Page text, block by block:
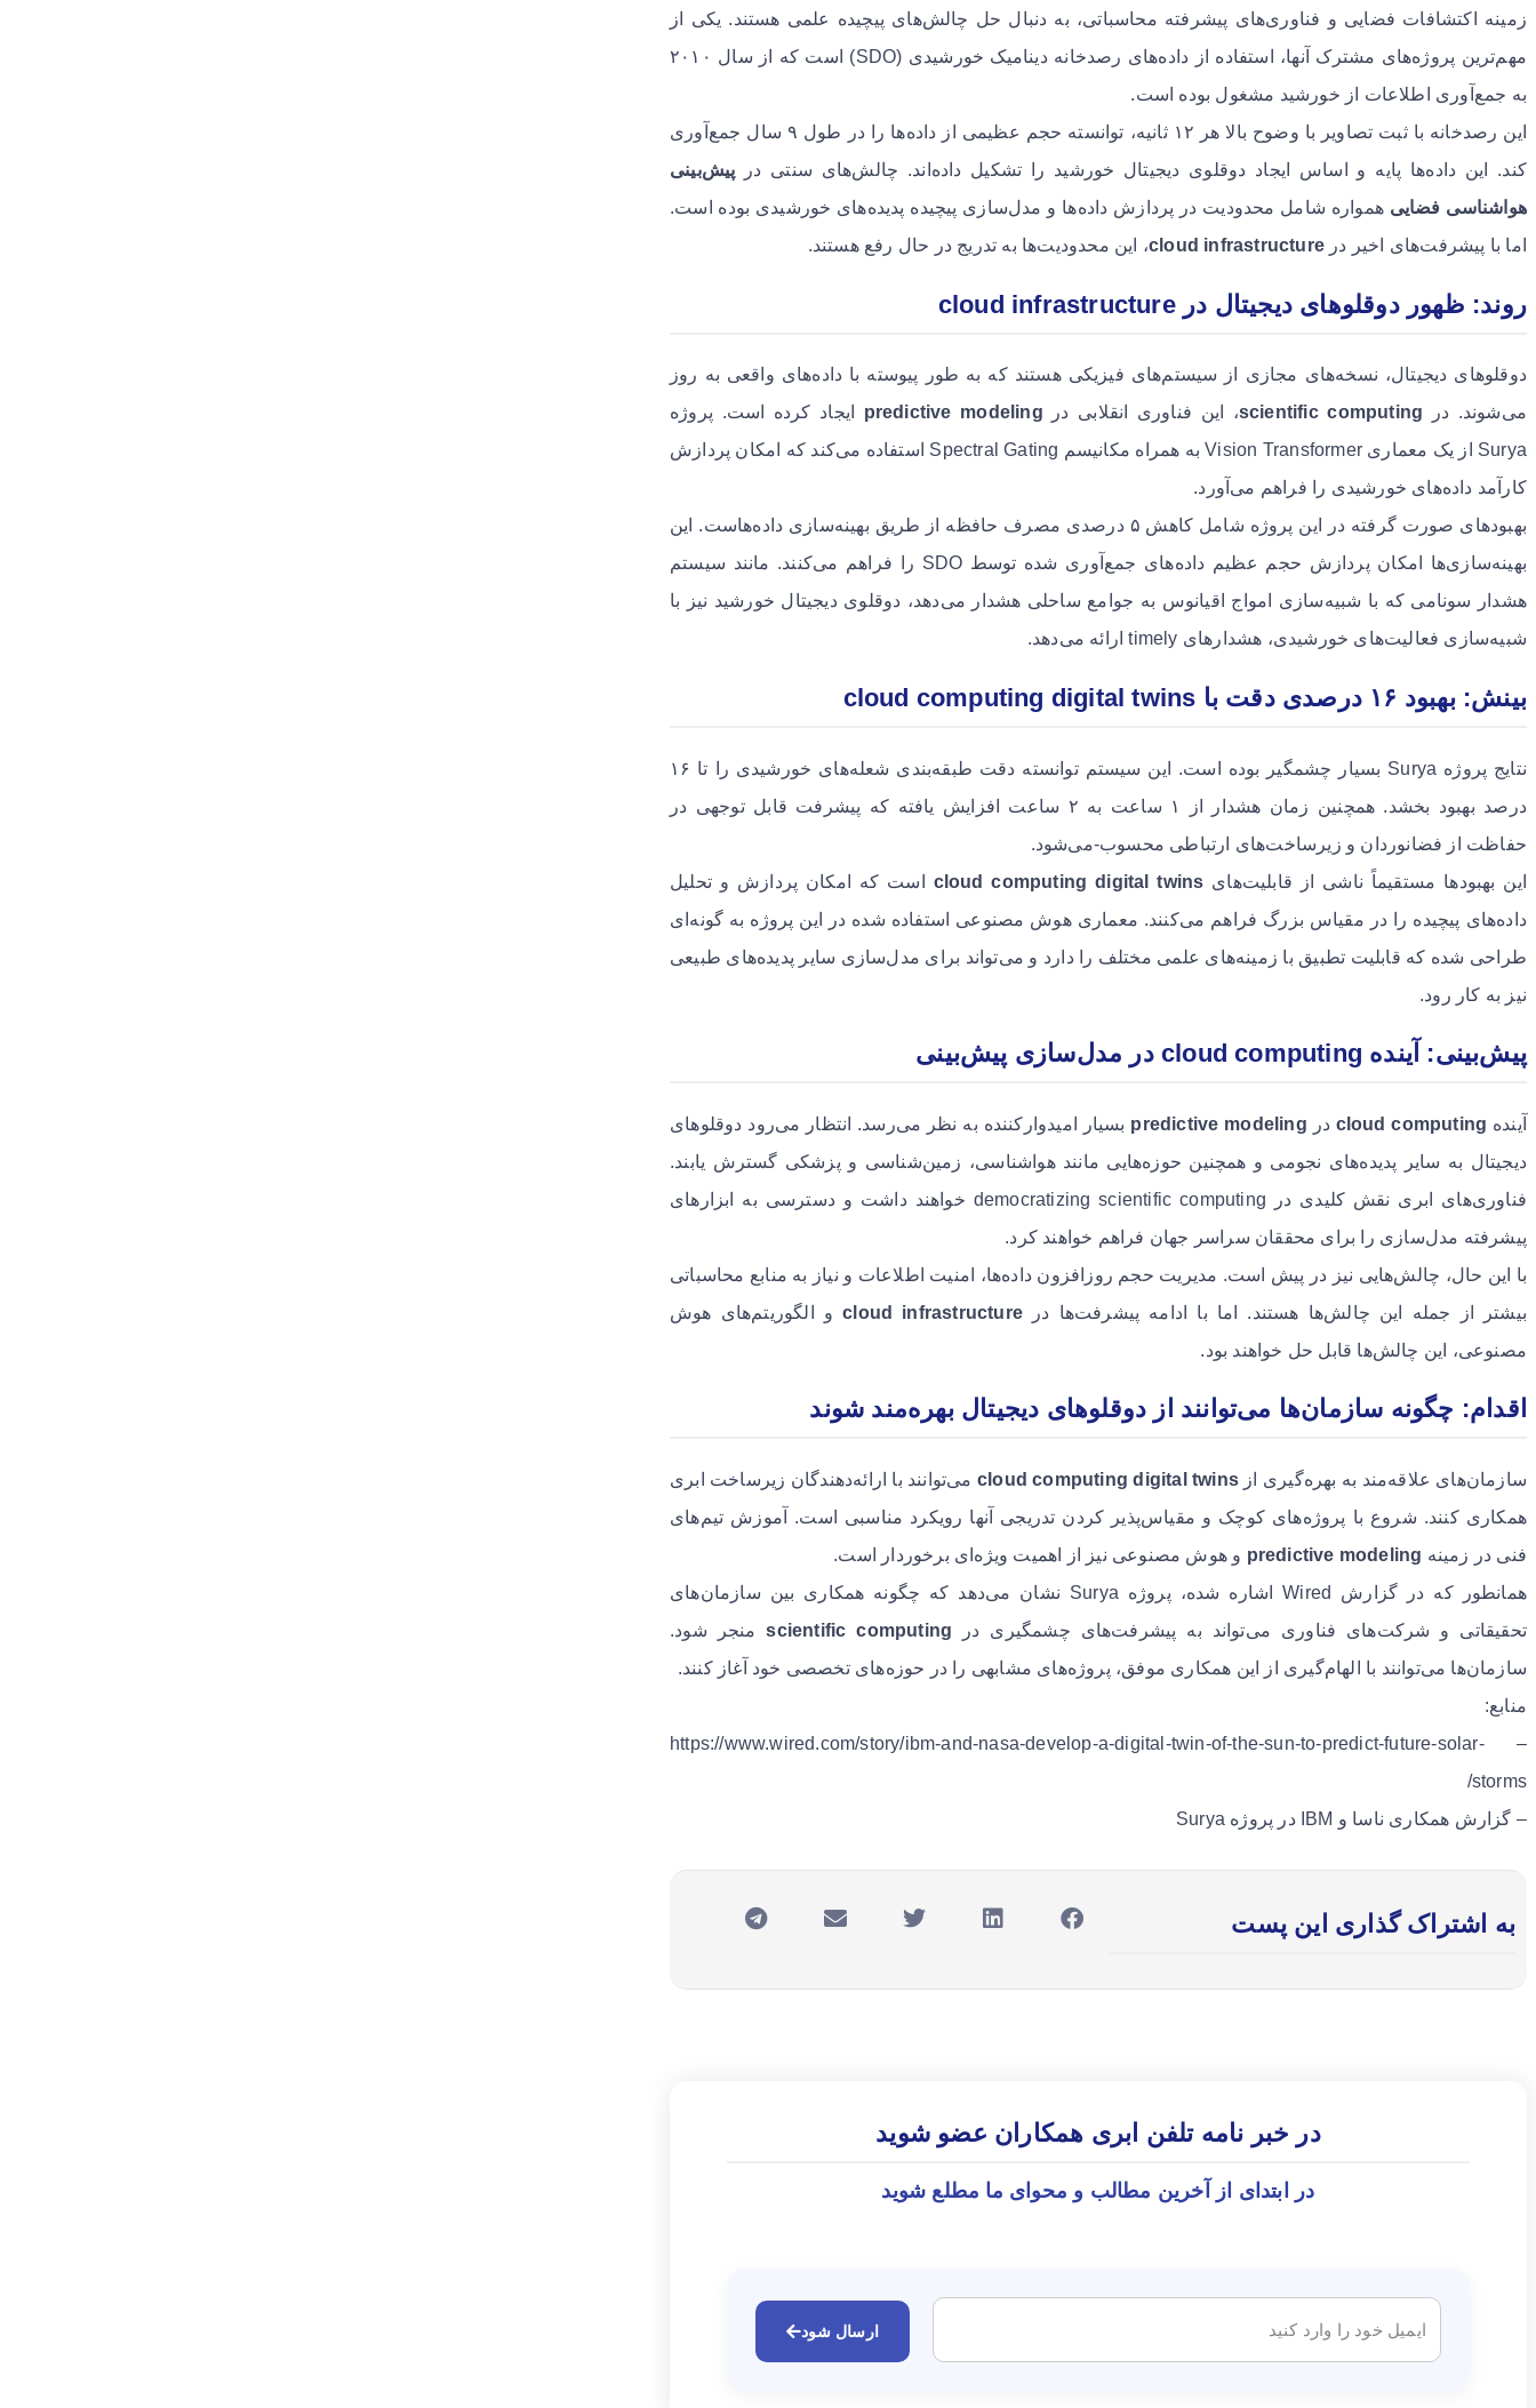
زمینه اکتشافات فضایی و فناوری‌های پیشرفته محاسباتی، به دنبال حل چالش‌های پیچیده علمی هستند. یکی از
مهم‌ترین پروژه‌های مشترک آنها، استفاده از داده‌های رصدخانه دینامیک خورشیدی (SDO) است که از سال ۲۰۱۰
به جمع‌آوری اطلاعات از خورشید مشغول بوده است.
این رصدخانه با ثبت تصاویر با وضوح بالا هر ۱۲ ثانیه، توانسته حجم عظیمی از داده‌ها را در طول ۹ سال جمع‌آوری
کند. این داده‌ها پایه و اساس ایجاد دوقلوی دیجیتال خورشید را تشکیل داده‌اند. چالش‌های سنتی در پیش‌بینی
هواشناسی فضایی همواره شامل محدودیت در پردازش داده‌ها و مدل‌سازی پیچیده پدیده‌های خورشیدی بوده است.
اما با پیشرفت‌های اخیر در cloud infrastructure، این محدودیت‌ها به تدریج در حال رفع هستند.
روند: ظهور دوقلوهای دیجیتال در cloud infrastructure
دوقلوهای دیجیتال، نسخه‌های مجازی از سیستم‌های فیزیکی هستند که به طور پیوسته با داده‌های واقعی به روز
می‌شوند. در scientific computing، این فناوری انقلابی در predictive modeling ایجاد کرده است. پروژه
Surya از یک معماری Vision Transformer به همراه مکانیسم Spectral Gating استفاده می‌کند که امکان پردازش
کارآمد داده‌های خورشیدی را فراهم می‌آورد.
بهبودهای صورت گرفته در این پروژه شامل کاهش ۵ درصدی مصرف حافظه از طریق بهینه‌سازی داده‌هاست. این
بهینه‌سازی‌ها امکان پردازش حجم عظیم داده‌های جمع‌آوری شده توسط SDO را فراهم می‌کنند. مانند سیستم
هشدار سونامی که با شبیه‌سازی امواج اقیانوس به جوامع ساحلی هشدار می‌دهد، دوقلوی دیجیتال خورشید نیز با
شبیه‌سازی فعالیت‌های خورشیدی، هشدارهای timely ارائه می‌دهد.
بینش: بهبود ۱۶ درصدی دقت با cloud computing digital twins
نتایج پروژه Surya بسیار چشمگیر بوده است. این سیستم توانسته دقت طبقه‌بندی شعله‌های خورشیدی را تا ۱۶
درصد بهبود بخشد. همچنین زمان هشدار از ۱ ساعت به ۲ ساعت افزایش یافته که پیشرفت قابل توجهی در
حفاظت از فضانوردان و زیرساخت‌های ارتباطی محسوب-می‌شود.
این بهبودها مستقیماً ناشی از قابلیت‌های cloud computing digital twins است که امکان پردازش و تحلیل
داده‌های پیچیده را در مقیاس بزرگ فراهم می‌کنند. معماری هوش مصنوعی استفاده شده در این پروژه به گونه‌ای
طراحی شده که قابلیت تطبیق با زمینه‌های علمی مختلف را دارد و می‌تواند برای مدل‌سازی سایر پدیده‌های طبیعی
نیز به کار رود.
پیش‌بینی: آینده cloud computing در مدل‌سازی پیش‌بینی
آینده cloud computing در predictive modeling بسیار امیدوارکننده به نظر می‌رسد. انتظار می‌رود دوقلوهای
دیجیتال به سایر پدیده‌های نجومی و همچنین حوزه‌هایی مانند هواشناسی، زمین‌شناسی و پزشکی گسترش یابند.
فناوری‌های ابری نقش کلیدی در democratizing scientific computing خواهند داشت و دسترسی به ابزارهای
پیشرفته مدل‌سازی را برای محققان سراسر جهان فراهم خواهند کرد.
با این حال، چالش‌هایی نیز در پیش است. مدیریت حجم روزافزون داده‌ها، امنیت اطلاعات و نیاز به منابع محاسباتی
بیشتر از جمله این چالش‌ها هستند. اما با ادامه پیشرفت‌ها در cloud infrastructureو الگوریتم‌های هوش
مصنوعی، این چالش‌ها قابل حل خواهند بود.
اقدام: چگونه سازمان‌ها می‌توانند از دوقلوهای دیجیتال بهره‌مند شوند
سازمان‌های علاقه‌مند به بهره‌گیری از cloud computing digital twins می‌توانند با ارائه‌دهندگان زیرساخت ابری
همکاری کنند. شروع با پروژه‌های کوچک و مقیاس‌پذیر کردن تدریجی آنها رویکرد مناسبی است. آموزش تیم‌های
فنی در زمینه predictive modeling و هوش مصنوعی نیز از اهمیت ویژه‌ای برخوردار است.
همانطور که در گزارش Wired اشاره شده، پروژه Surya نشان می‌دهد که چگونه همکاری بین سازمان‌های
تحقیقاتی و شرکت‌های فناوری می‌تواند به پیشرفت‌های چشمگیری در scientific computingمنجر شود.
سازمان‌ها می‌توانند با الهام‌گیری از این همکاری موفق، پروژه‌های مشابهی را در حوزه‌های تخصصی خود آغاز کنند.
منابع:
– https://www.wired.com/story/ibm-and-nasa-develop-a-digital-twin-of-the-sun-to-predict-future-solar-
storms/
– گزارش همکاری ناسا و IBM در پروژه Surya
به اشتراک گذاری این پست
در خبر نامه تلفن ابری همکاران عضو شوید
در ابتدای از آخرین مطالب و محوای ما مطلع شوید
ارسال شود